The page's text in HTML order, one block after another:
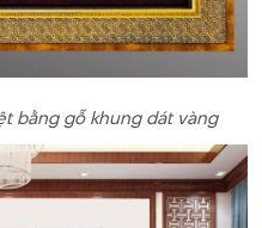
bằng gỗ khung dát vàng